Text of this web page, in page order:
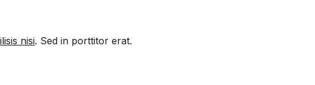
nisi. Sed in porttitor erat.